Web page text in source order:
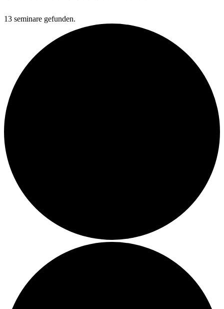
13 seminare gefunden.